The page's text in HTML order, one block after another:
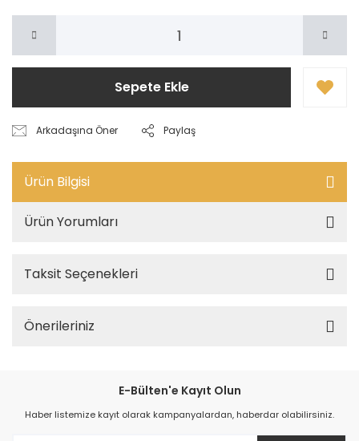
Sepete Ekle
Arkadaşına Öner Paylaş
Ürün Bilgisi
Ürün Yorumları
Taksit Seçenekleri
Önerileriniz
E-Bülten'e Kayıt Olun
Haber listemize kayıt olarak kampanyalardan, haberdar olabilirsiniz.